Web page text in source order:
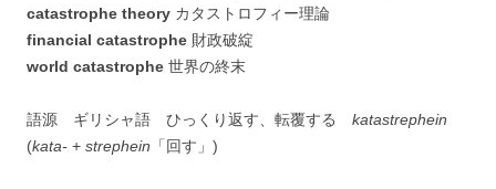
catastrophe theory カタストロフィー理論
financial catastrophe 財政破綻
world catastrophe 世界の終末
語源 ギリシャ語 ひっくり返す、転覆する katastrephein
(kata- + strephein 「回す」)